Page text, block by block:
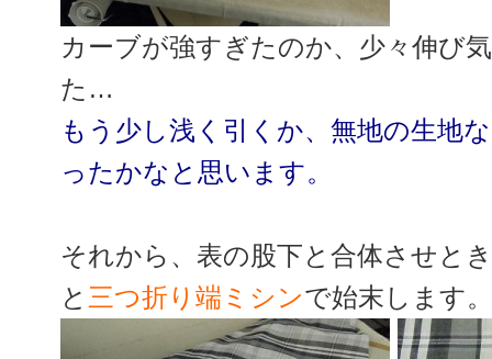
カーブが強すぎたのか、少々伸び
た…
もう少し浅く引くか、無地の生地
ったかなと思います。
それから、表の股下と合体させと
と 三つ折り端ミシンで始末します。